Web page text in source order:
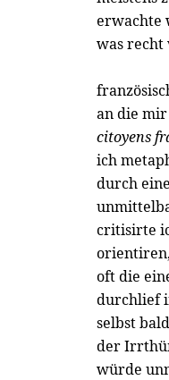
erwachte
was recht
an die
citoyens
ich
durch
critisirte
oft die
durchlief
selbst
der
würde